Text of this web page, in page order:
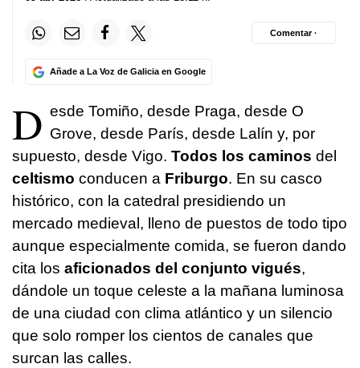
Añade a La Voz de Galicia en Google
Comentar ·
D esde Tomiño, desde Praga, desde O
Grove, desde París, desde Lalín y, por
supuesto, desde Vigo. Todos los caminos del
celtismo conducen a Friburgo. En su casco
histórico, con la catedral presidiendo un
mercado medieval, lleno de puestos de todo tipo
aunque especialmente comida, se fueron dando
cita los aficionados del conjunto vigués,
dándole un toque celeste a la mañana luminosa
de una ciudad con clima atlántico y un silencio
que solo romper los cientos de canales que
surcan las calles.